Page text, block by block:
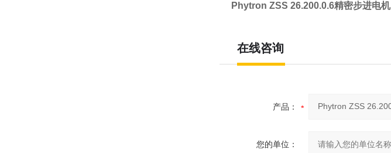
Phytron ZSS 26.200.0.6精密步进电机
在线咨询
产品：
您的单位：